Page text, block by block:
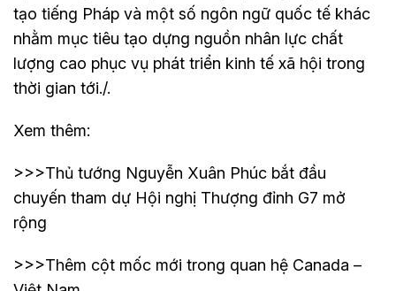
tạo tiếng Pháp và một số ngôn ngữ quốc tế khác
nhằm mục tiêu tạo dựng nguồn nhân lực chất
lượng cao phục vụ phát triển kinh tế xã hội trong
thời gian tới./.
Xem thêm:
>>>Thủ tướng Nguyễn Xuân Phúc bắt đầu
chuyến tham dự Hội nghị Thượng đỉnh G7 mở
rộng
>>>Thêm cột mốc mới trong quan hệ Canada –